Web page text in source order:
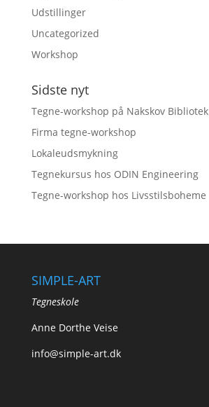
Udstillinger
Uncategorized
Workshop
Sidste nyt
Tegne-workshop på Nakskov Bibliotek
Firma tegne-workshop
Lokaleudsmykning
Tegnekursus hos ODIN Engineering
Tegne-workshop hos Livsstilsboheme
SIMPLE-ART
Tegneskole
Anne Dorthe Veise
info@simple-art.dk